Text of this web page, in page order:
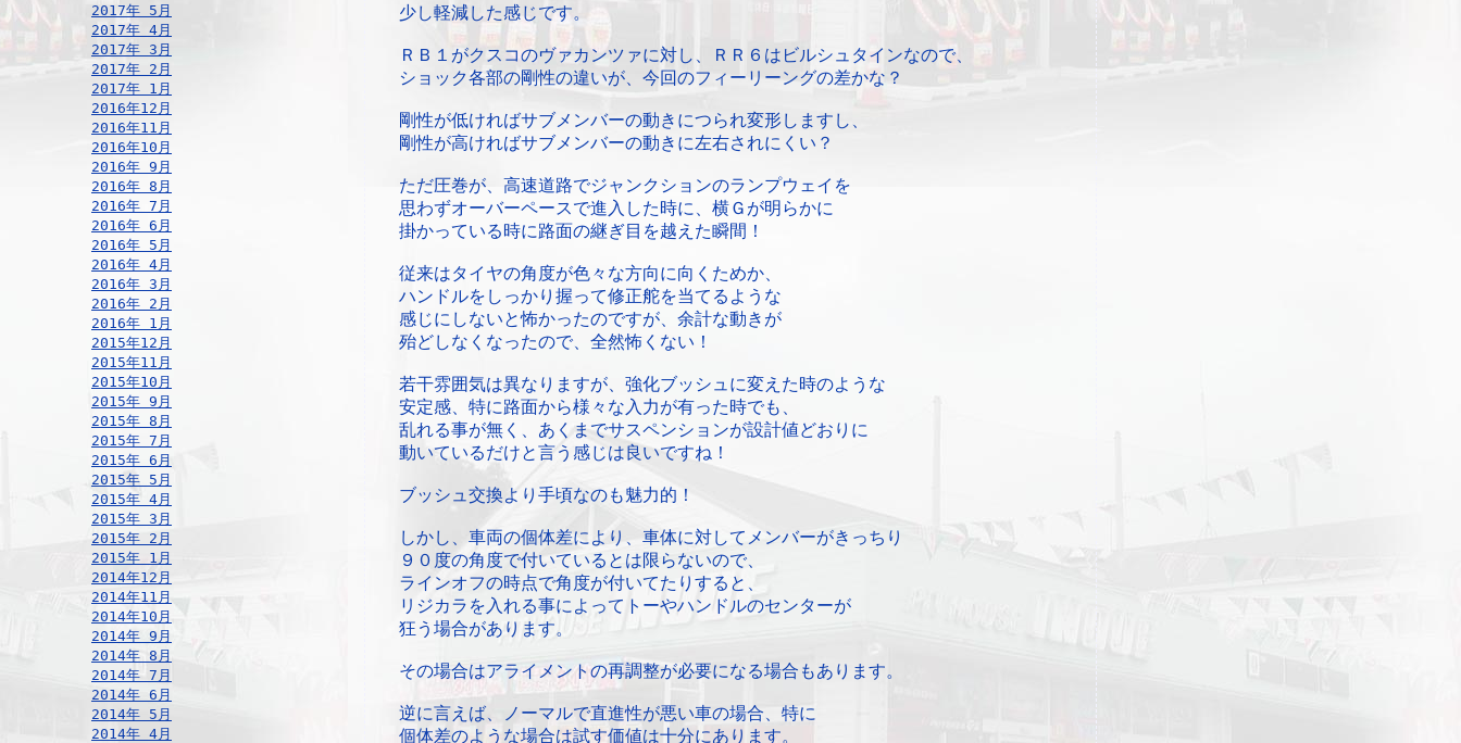
2017年 5月
2017年 4月
2017年 3月
2017年 2月
2017年 1月
2016年12月
2016年11月
2016年10月
2016年 9月
2016年 8月
2016年 7月
2016年 6月
2016年 5月
2016年 4月
2016年 3月
2016年 2月
2016年 1月
2015年12月
2015年11月
2015年10月
2015年 9月
2015年 8月
2015年 7月
2015年 6月
2015年 5月
2015年 4月
2015年 3月
2015年 2月
2015年 1月
2014年12月
2014年11月
2014年10月
2014年 9月
2014年 8月
2014年 7月
2014年 6月
2014年 5月
2014年 4月
少し軽減した感じです。
ＲＢ１がクスコのヴァカンツァに対し、ＲＲ６はビルシュタインなので、
ショック各部の剛性の違いが、今回のフィーリーングの差かな？
剛性が低ければサブメンバーの動きにつられ変形しますし、
剛性が高ければサブメンバーの動きに左右されにくい？
ただ圧巻が、高速道路でジャンクションのランプウェイを
思わずオーバーペースで進入した時に、横Ｇが明らかに
掛かっている時に路面の継ぎ目を越えた瞬間！
従来はタイヤの角度が色々な方向に向くためか、
ハンドルをしっかり握って修正舵を当てるような
感じにしないと怖かったのですが、余計な動きが
殆どしなくなったので、全然怖くない！
若干雰囲気は異なりますが、強化ブッシュに変えた時のような
安定感、特に路面から様々な入力が有った時でも、
乱れる事が無く、あくまでサスペンションが設計値どおりに
動いているだけと言う感じは良いですね！
ブッシュ交換より手頃なのも魅力的！
しかし、車両の個体差により、車体に対してメンバーがきっちり
９０度の角度で付いているとは限らないので、
ラインオフの時点で角度が付いてたりすると、
リジカラを入れる事によってトーやハンドルのセンターが
狂う場合があります。
その場合はアライメントの再調整が必要になる場合もあります。
逆に言えば、ノーマルで直進性が悪い車の場合、特に
個体差のような場合は試す価値は十分にあります。